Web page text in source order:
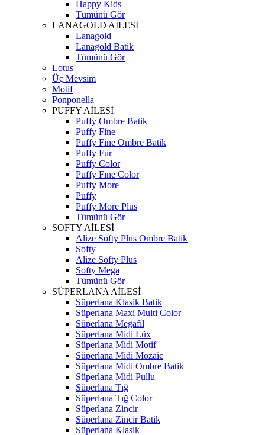
Happy Kids
Tümünü Gör
LANAGOLD AİLESİ
Lanagold
Lanagold Batik
Tümünü Gör
Lotus
Üç Mevsim
Motif
Ponponella
PUFFY AİLESİ
Puffy Ombre Batik
Puffy Fine
Puffy Fine Ombre Batik
Puffy Fur
Puffy Color
Puffy Fıne Color
Puffy More
Puffy
Puffy More Plus
Tümünü Gör
SOFTY AİLESİ
Alize Softy Plus Ombre Batik
Softy
Alize Softy Plus
Softy Mega
Tümünü Gör
SÜPERLANA AİLESİ
Süperlana Klasik Batik
Süperlana Maxi Multi Color
Süperlana Megafil
Süperlana Midi Lüx
Süperlana Midi Motif
Süperlana Midi Mozaic
Süperlana Midi Ombre Batik
Süperlana Midi Pullu
Süperlana Tığ
Süperlana Tığ Color
Süperlana Zincir
Süperlana Zincir Batik
Süperlana Klasik